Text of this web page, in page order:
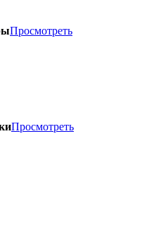
Просмотреть
Просмотреть